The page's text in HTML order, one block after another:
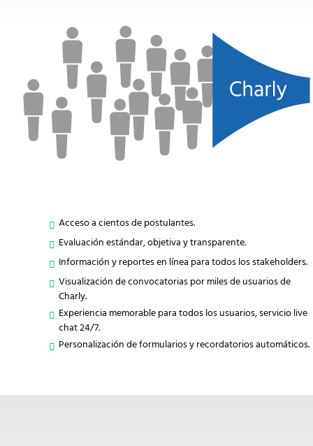
Acceso a cientos de postulantes.
Evaluación estándar, objetiva y transparente.
Información y reportes en línea para todos los stakeholders.
Visualización de convocatorias por miles de usuarios de
Charly.
Experiencia memorable para todos los usuarios, servicio live
chat 24/7.
Personalización de formularios y recordatorios automáticos.